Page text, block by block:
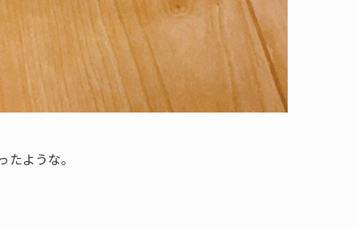
ような。